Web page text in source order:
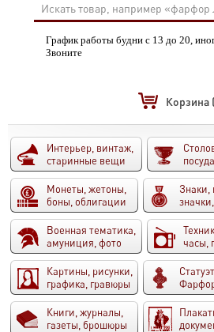
График работы будни с 13 до 20,
Звоните
Корзина
Интерьер, винтаж,
старинные вещи
Монеты, жетоны,
боны, облигации
Знаки,
Военная тематика,
амуниция, фото
часы,
Картины, рисунки,
графика, гравюры
Книги, журналы,
газеты, брошюры